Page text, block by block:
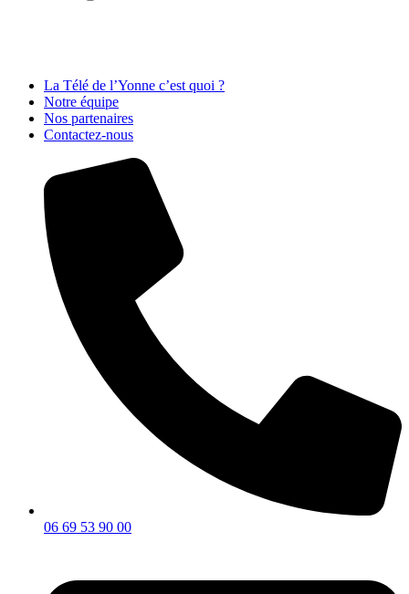
La Télé de l’Yonne c’est quoi ?
Notre équipe
Nos partenaires
Contactez-nous
06 69 53 90 00